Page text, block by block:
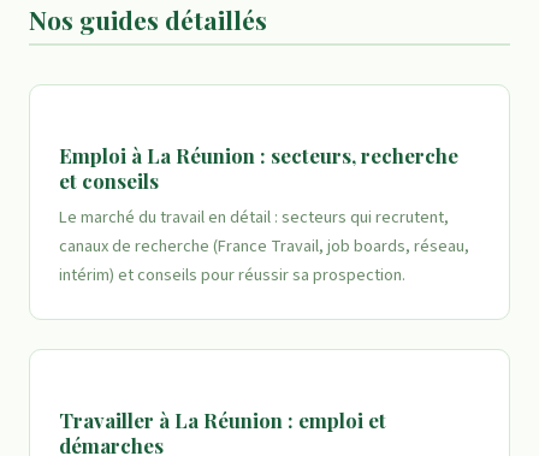
Nos guides détaillés
Emploi à La Réunion : secteurs, recherche
et conseils
Le marché du travail en détail : secteurs qui recrutent,
canaux de recherche (France Travail, job boards, réseau,
intérim) et conseils pour réussir sa prospection.
Travailler à La Réunion : emploi et
démarches